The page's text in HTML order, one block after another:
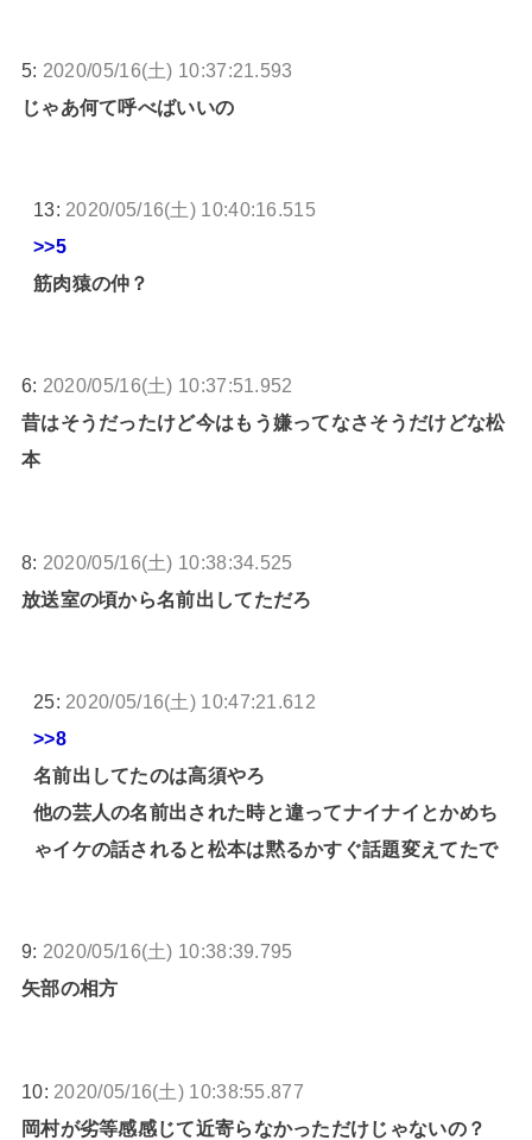
5: 2020/05/16(土) 10:37:21.593
じゃあ何て呼べばいいの
13: 2020/05/16(土) 10:40:16.515
>>5
筋肉猿の仲？
6: 2020/05/16(土) 10:37:51.952
昔はそうだったけど今はもう嫌ってなさそうだけどな松
本
8: 2020/05/16(土) 10:38:34.525
放送室の頃から名前出してただろ
25: 2020/05/16(土) 10:47:21.612
>>8
名前出してたのは高須やろ
他の芸人の名前出された時と違ってナイナイとかめち
ゃイケの話されると松本は黙るかすぐ話題変えてたで
9: 2020/05/16(土) 10:38:39.795
矢部の相方
10: 2020/05/16(土) 10:38:55.877
岡村が劣等感感じて近寄らなかっただけじゃないの？